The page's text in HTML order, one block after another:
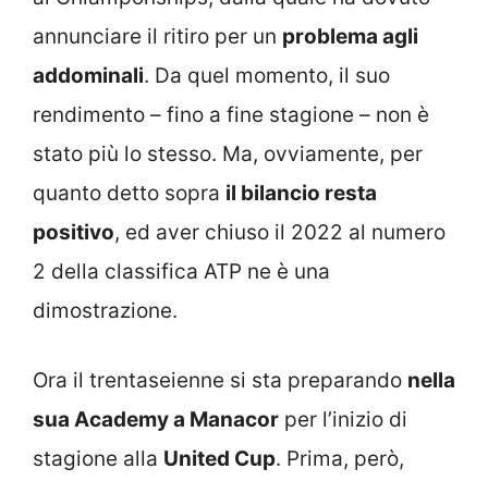
annunciare il ritiro per un problema agli
addominali. Da quel momento, il suo
rendimento – fino a fine stagione – non è
stato più lo stesso. Ma, ovviamente, per
quanto detto sopra il bilancio resta
positivo, ed aver chiuso il 2022 al numero
2 della classifica ATP ne è una
dimostrazione.
Ora il trentaseienne si sta preparando nella
sua Academy a Manacor per l’inizio di
stagione alla United Cup. Prima, però,